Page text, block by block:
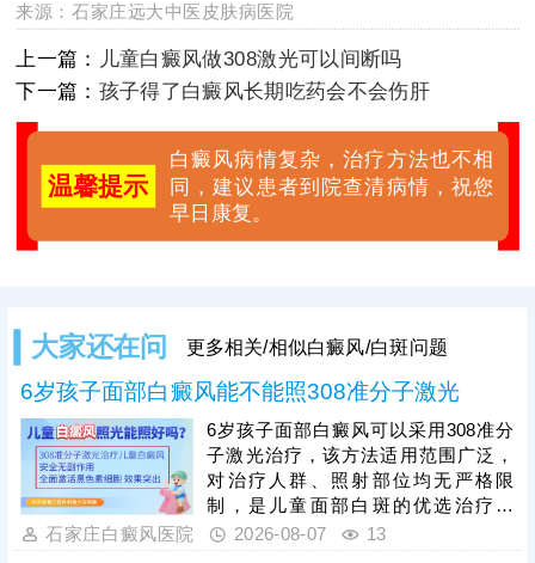
来源：石家庄远大中医皮肤病医院
上一篇： 儿童白癜风做308激光可以间断吗
下一篇： 孩子得了白癜风长期吃药会不会伤肝
温馨提示
白癜风病情复杂，治疗方法也不相
同，建议患者到院查清病情，祝您
早日康复。
大家还在问 更多相关/相似白癜风/白斑问题
6岁孩子面部白癜风能不能照308准分子激光
6岁孩子面部白癜风可以采用308准分
子激光治疗，该方法适用范围广泛，
对治疗人群、照射部位均无严格限
制，是儿童面部白斑的优选治疗方
式。308准分子激光属于靶向治疗，
石家庄白癜风医院 2026-08-07 13